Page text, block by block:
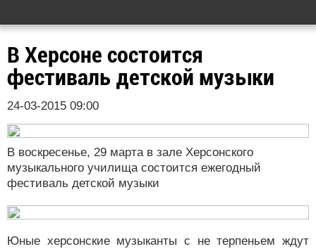
В Херсоне состоится
фестиваль детской музыки
24-03-2015 09:00
В воскресенье, 29 марта в зале Херсонского
музыкального училища состоится ежегодный
фестиваль детской музыки
Юные херсонские музыканты с не терпеньем ждут